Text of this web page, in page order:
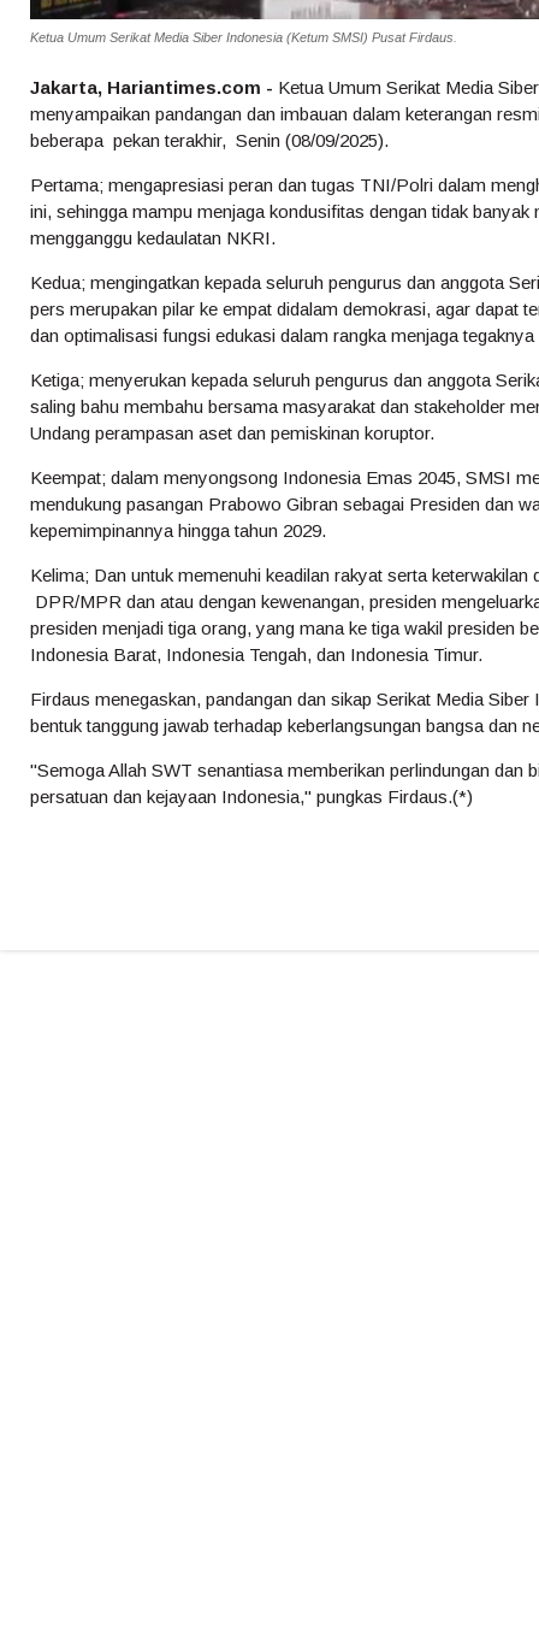
Ketua Umum Serikat Media Siber Indonesia (Ketum SMSI) Pusat Firdaus.
Jakarta, Hariantimes.com - Ketua Umum Serikat Media
menyampaikan pandangan dan imbauan dalam keterangan
beberapa pekan terakhir, Senin (08/09/2025).
Pertama; mengapresiasi peran dan tugas TNI/Polri dalam
ini, sehingga mampu menjaga kondusifitas dengan tidak
mengganggu kedaulatan NKRI.
Kedua; mengingatkan kepada seluruh pengurus dan anggota
pers merupakan pilar ke empat didalam demokrasi, agar dapat
dan optimalisasi fungsi edukasi dalam rangka menjaga
Ketiga; menyerukan kepada seluruh pengurus dan anggota
saling bahu membahu bersama masyarakat dan stakeholder
Undang perampasan aset dan pemiskinan koruptor.
Keempat; dalam menyongsong Indonesia Emas 2045, SMSI
mendukung pasangan Prabowo Gibran sebagai Presiden dan
kepemimpinannya hingga tahun 2029.
Kelima; Dan untuk memenuhi keadilan rakyat serta
DPR/MPR dan atau dengan kewenangan, presiden
presiden menjadi tiga orang, yang mana ke tiga wakil presiden
Indonesia Barat, Indonesia Tengah, dan Indonesia Timur.
Firdaus menegaskan, pandangan dan sikap Serikat Media
bentuk tanggung jawab terhadap keberlangsungan bangsa dan
"Semoga Allah SWT senantiasa memberikan perlindungan dan
persatuan dan kejayaan Indonesia," pungkas Firdaus.(*)